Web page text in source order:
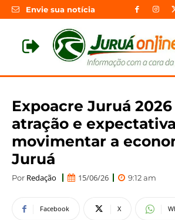
Envie sua notícia
Expoacre Juruá
atração e
movimentar a
Juruá
Por Redação 15/06/26 9:12 am
Facebook X